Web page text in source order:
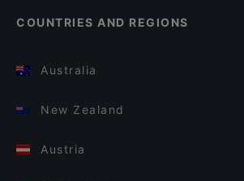
COUNTRIES AND REGIONS
Australia
New Zealand
Austria